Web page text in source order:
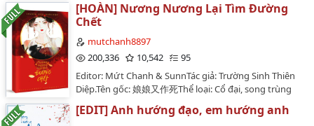
[HOÀN] Nương Nương Lại Tìm Đường
Chết
mutchanh8897
200,336
10,542
95
Editor: Mứt Chanh & SunnTác giả: Trường Sinh Thiên
Diệp.Tên gốc: 娘娘又作死Thể loại: Cổ đại, song trùng
chương.Lịch đăng: 2 chương vào mỗi chủ nhật hàng
[EDIT] Anh hướng đạo, em hướng anh